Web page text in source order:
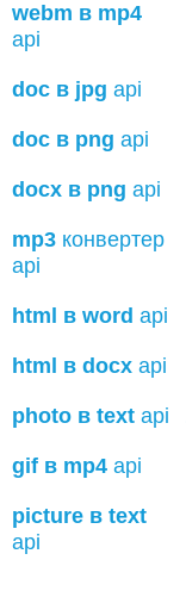
webm в mp4
api
doc в jpg api
doc в png api
docx в png api
mp3 конвертер
api
html в word api
html в docx api
photo в text api
gif в mp4 api
picture в text
api